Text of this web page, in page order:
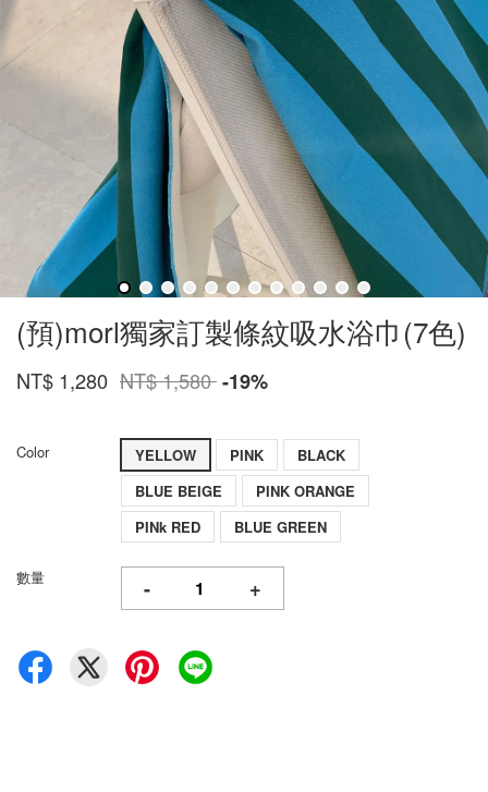
(預)morl獨家訂製條紋吸水浴巾(7色)
NT$ 1,280 NT$ 1,580-19%
Color YELLOW PINK
BLACK
BLUE BEIGE
PINK ORANGE
PINk RED
BLUE GREEN
數量 - +